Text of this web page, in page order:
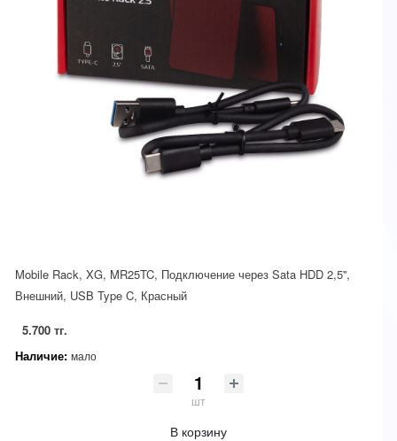
Mobile Rack, XG, MR25TC, Подключение через Sata HDD 2,5'',
Внешний, USB Type C, Красный
5.700 тг.
Наличие: мало
шт
В корзину